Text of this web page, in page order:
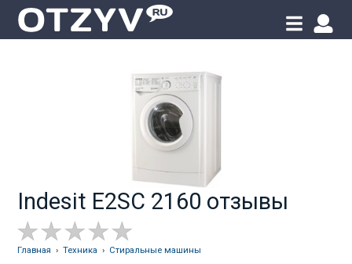
Indesit E2SC 2160 отзывы
Главная ›Техника › Стиральные машины